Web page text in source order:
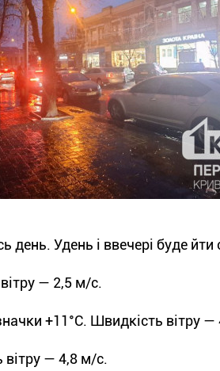
день. Удень і ввечері буде
— 2,5 м/с.
+11°С. Швидкість вітру
вітру — 4,8 м/с.